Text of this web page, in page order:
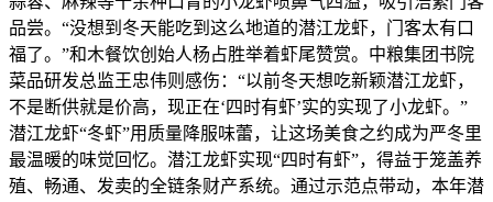
品尝。“没想到冬天能吃到这么地道的潜江龙虾，门客太有口
福了。”和木餐饮创始人杨占胜举着虾尾赞赏。中粮集团书院
菜品研发总监王忠伟则感伤：“以前冬天想吃新颖潜江龙虾，
不是断供就是价高，现正在‘四时有虾’实的实现了小龙虾。”
潜江龙虾“冬虾”用质量降服味蕾，让这场美食之约成为严冬里
最温暖的味觉回忆。潜江龙虾实现“四时有虾”，得益于笼盖养
殖、畅通、发卖的全链条财产系统。通过示范点带动，本年潜